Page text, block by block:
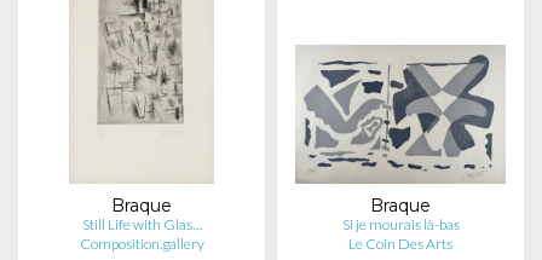
Braque
Still Life with Glas…
Composition.gallery
Braque
Si je mourais là-bas
Le Coin Des Arts